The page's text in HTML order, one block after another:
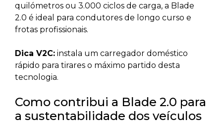
quilómetros ou 3.000 ciclos de carga, a Blade
2.0 é ideal para condutores de longo curso e
frotas profissionais.
Dica V2C: instala um carregador doméstico
rápido para tirares o máximo partido desta
tecnologia.
Como contribui a Blade 2.0 para
a sustentabilidade dos veículos